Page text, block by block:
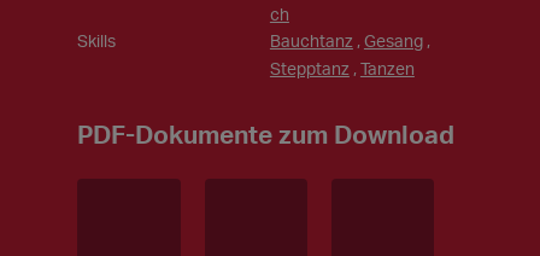
ch
Skills Bauchtanz ,Gesang,
Stepptanz ,Tanzen
PDF-Dokumente zum Download